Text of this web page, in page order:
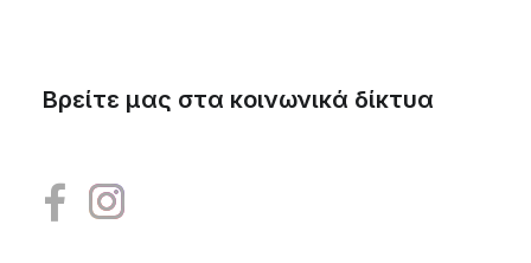
Βρείτε μας στα κοινωνικά δίκτυα